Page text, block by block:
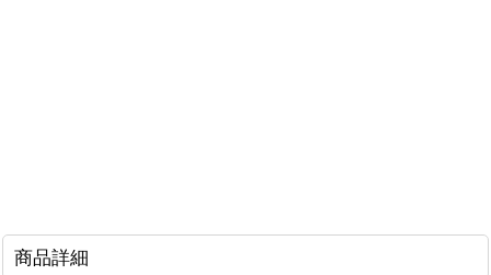
商品詳細